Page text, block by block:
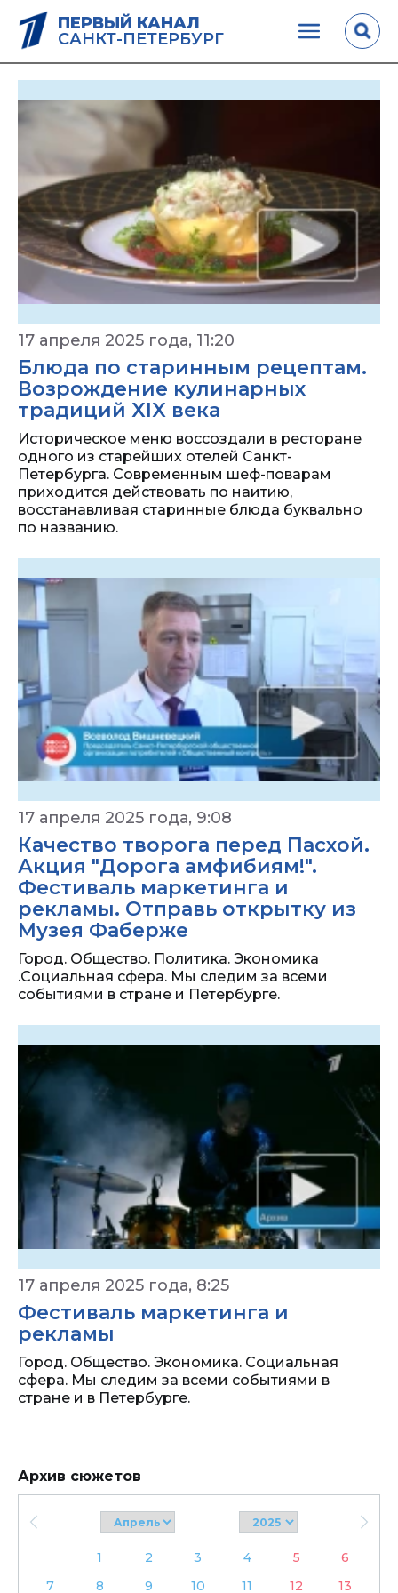
ПЕРВЫЙ КАНАЛ
САНКТ-ПЕТЕРБУРГ
17 апреля 2025 года, 11:20
Блюда по старинным рецептам.
Возрождение кулинарных
традиций XIX века
Историческое меню воссоздали в ресторане
одного из старейших отелей Санкт-
Петербурга. Современным шеф-поварам
приходится действовать по наитию,
восстанавливая старинные блюда буквально
по названию.
17 апреля 2025 года, 9:08
Качество творога перед Пасхой.
Акция "Дорога амфибиям!".
Фестиваль маркетинга и
рекламы. Отправь открытку из
Музея Фаберже
Город. Общество. Политика. Экономика
.Социальная сфера. Мы следим за всеми
событиями в стране и Петербурге.
17 апреля 2025 года, 8:25
Фестиваль маркетинга и
рекламы
Город. Общество. Экономика. Социальная
сфера. Мы следим за всеми событиями в
стране и в Петербурге.
Архив сюжетов
1 2 3 4 5
6
7
8 9 10 11 12 13